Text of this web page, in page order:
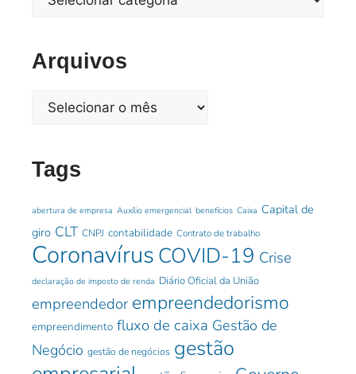
Arquivos
Tags
abertura de empresa Auxílio emergencial benefícios Caixa Capital de
giro CLT CNPJ contabilidade Contrato de trabalho
Coronavírus COVID-19 Crise
declaração de imposto de renda Diário Oficial da União
empreendedor empreendedorismo
empreendimento fluxo de caixa Gestão de
Negócio gestão de negócios gestão